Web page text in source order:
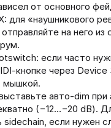
от основного
для «наушникового
на него
если часто
через
мышкой.
авто‑dim
(−12…−20 dB).
sidechain, если нужен